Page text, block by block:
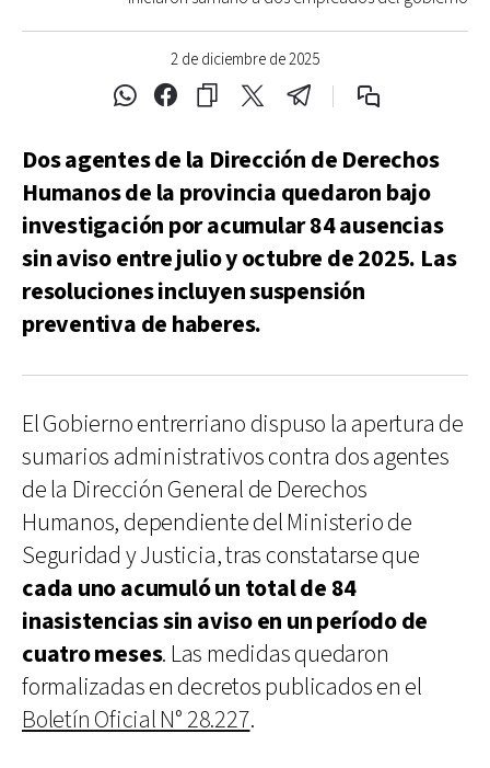
2 de diciembre de 2025
Dos agentes de la Dirección de Derechos
Humanos de la provincia quedaron bajo
investigación por acumular 84 ausencias
sin aviso entre julio y octubre de 2025. Las
resoluciones incluyen suspensión
preventiva de haberes.
El Gobierno entrerriano dispuso la apertura de
sumarios administrativos contra dos agentes
de la Dirección General de Derechos
Humanos, dependiente del Ministerio de
Seguridad y Justicia, tras constatarse que
cada uno acumuló un total de 84
inasistencias sin aviso en un período de
cuatro meses. Las medidas quedaron
formalizadas en decretos publicados en el
Boletín Oficial N° 28.227.